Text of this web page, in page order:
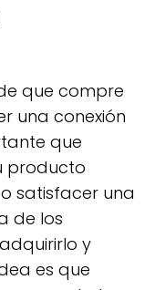
que compre
una conexión
que
producto
satisfacer una
de los
y
es que